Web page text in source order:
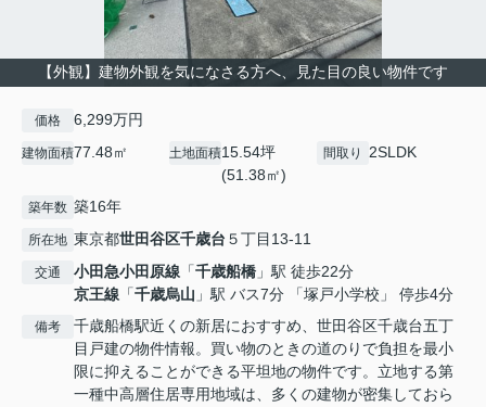
【外観】建物外観を気になさる方へ、見た目の良い物件です
価格 6,299万円
建物面積77.48㎡ 土地面積15.54坪
(51.38㎡)
間取り 2SLDK
築年数 築16年
所在地 東京都世田谷区千歳台 ５丁目13-11
交通 小田急小田原線 「千歳船橋 」駅 徒歩22分
京王線 「千歳烏山 」駅 バス7分 「塚戸小学校」 停歩4分
備考
千歳船橋駅近くの新居におすすめ、世田谷区千歳台五丁
目戸建の物件情報。買い物のときの道のりで負担を最小
限に抑えることができる平坦地の物件です。立地する第
一種中高層住居専用地域は、多くの建物が密集しておら